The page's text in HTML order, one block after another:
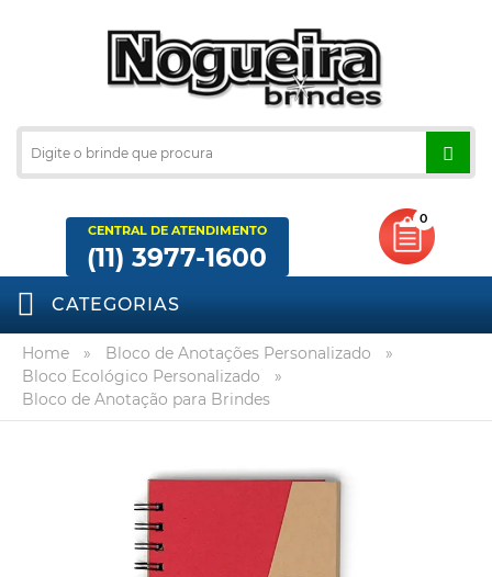
CENTRAL DE ATENDIMENTO
(11) 3977-1600
0
CATEGORIAS
Home » Bloco de Anotações Personalizado
»
Bloco Ecológico Personalizado
»
Bloco de Anotação para Brindes